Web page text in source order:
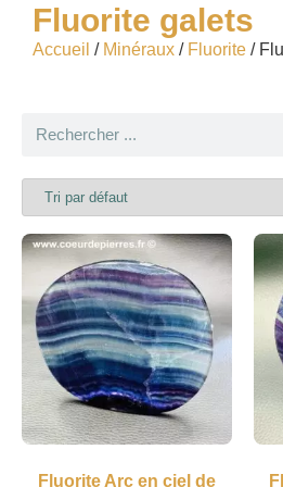
Fluorite galets
Accueil / Minéraux / Fluorite /
Fluorite Arc en ciel de